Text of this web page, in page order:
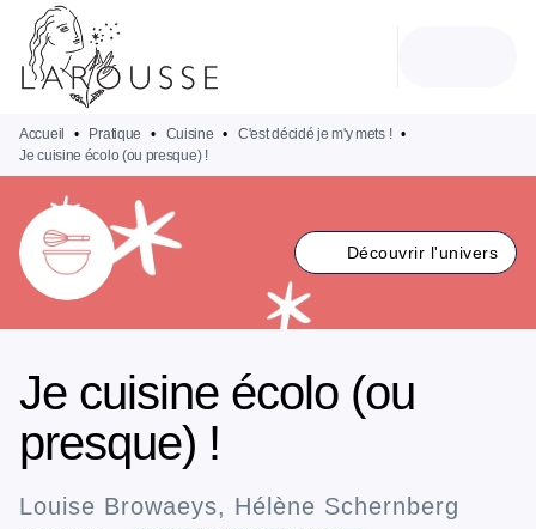
MENU
PIED DE PAGE
Accueil • Pratique • Cuisine • C'est décidé je m'y mets ! •
Je cuisine écolo (ou presque) !
Découvrir l'univers
Je cuisine écolo (ou
presque) !
Louise Browaeys, Hélène Schernberg